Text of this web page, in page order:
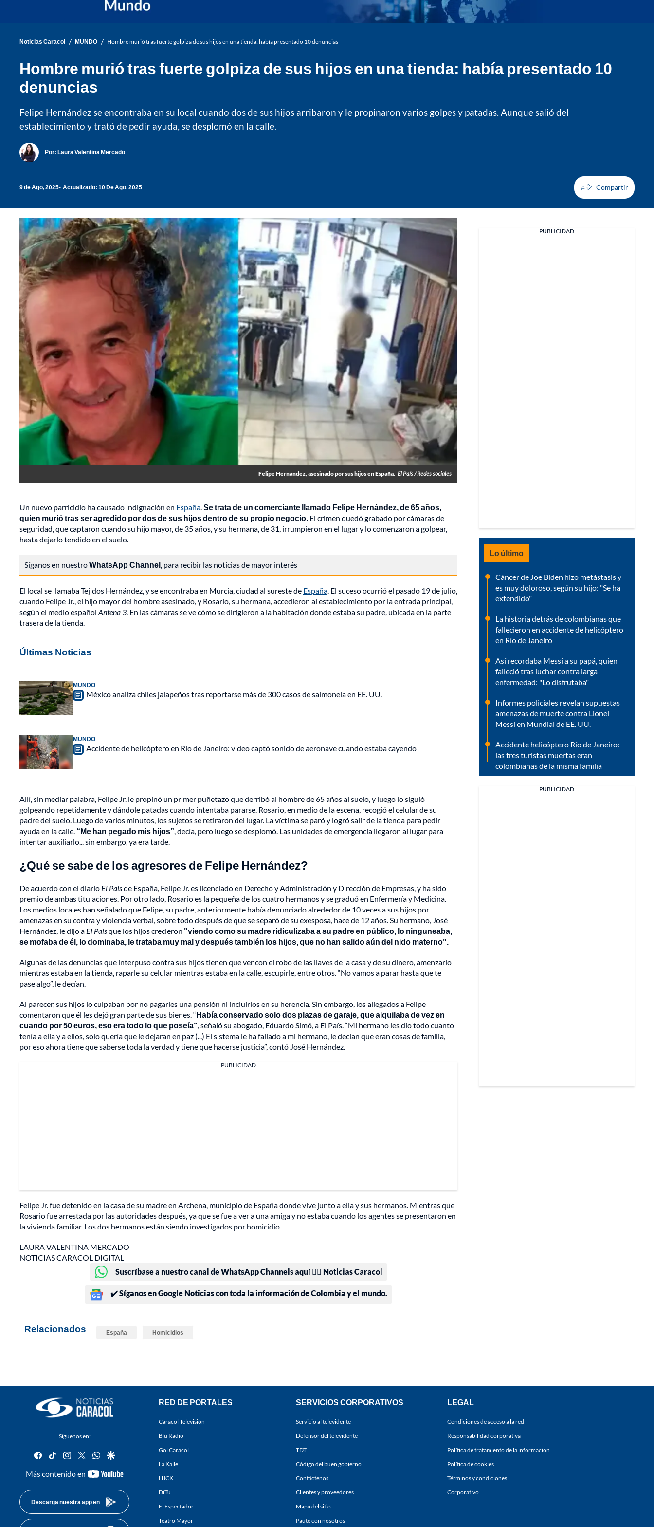
Noticias Caracol / MUNDO / Hombre murió tras fuerte golpiza de sus hijos en una tienda: había presentado 10 denuncias
Hombre murió tras fuerte golpiza de sus hijos en una tienda: había presentado 10
denuncias
Felipe Hernández se encontraba en su local cuando dos de sus hijos arribaron y le propinaron varios golpes y patadas. Aunque salió del
establecimiento y trató de pedir ayuda, se desplomó en la calle.
Por: Laura Valentina Mercado
9 de Ago, 2025 Actualizado: 10 De Ago, 2025
Felipe Hernández, asesinado por sus hijos en España. El País / Redes sociales
Un nuevo parricidio ha causado indignación en España.Se trata de un comerciante llamado Felipe Hernández, de 65 años,
quien murió tras ser agredido por dos de sus hijos dentro de su propio negocio. El crimen quedó grabado por cámaras de
seguridad, que captaron cuando su hijo mayor, de 35 años, y su hermana, de 31, irrumpieron en el lugar y lo comenzaron a golpear,
hasta dejarlo tendido en el suelo.
Síganos en nuestroWhatsApp Channel, para recibir las noticias de mayor interés
El local se llamaba Tejidos Hernández, y se encontraba en Murcia, ciudad al sureste de España. El suceso ocurrió el pasado 19 de julio,
cuando Felipe Jr., el hijo mayor del hombre asesinado, y Rosario, su hermana, accedieron al establecimiento por la entrada principal,
según el medio español Antena 3. En las cámaras se ve cómo se dirigieron a la habitación donde estaba su padre, ubicada en la parte
trasera de la tienda.
Últimas Noticias
MUNDO
México analiza chiles jalapeños tras reportarse más de 300 casos de salmonela en EE. UU.
MUNDO
Accidente de helicóptero en Río de Janeiro: video captó sonido de aeronave cuando estaba cayendo
Allí, sin mediar palabra, Felipe Jr. le propinó un primer puñetazo que derribó al hombre de 65 años al suelo, y luego lo siguió
golpeando repetidamente y dándole patadas cuando intentaba pararse. Rosario, en medio de la escena, recogió el celular de su
padre del suelo. Luego de varios minutos, los sujetos se retiraron del lugar. La víctima se paró y logró salir de la tienda para pedir
ayuda en la calle. “Me han pegado mis hijos”, decía, pero luego se desplomó. Las unidades de emergencia llegaron al lugar para
intentar auxiliarlo... sin embargo, ya era tarde.
¿Qué se sabe de los agresores de Felipe Hernández?
De acuerdo con el diario El Paísde España, Felipe Jr. es licenciado en Derecho y Administración y Dirección de Empresas, y ha sido
premio de ambas titulaciones. Por otro lado, Rosario es la pequeña de los cuatro hermanos y se graduó en Enfermería y Medicina.
Los medios locales han señalado que Felipe, su padre, anteriormente había denunciado alrededor de 10 veces a sus hijos por
amenazas en su contra y violencia verbal, sobre todo después de que se separó de su exesposa, hace de 12 años. Su hermano, José
Hernández, le dijo a El Paísque los hijos crecieron "viendo como su madre ridiculizaba a su padre en público, lo ninguneaba,
se mofaba de él, lo dominaba, le trataba muy mal y después también los hijos, que no han salido aún del nido materno".
Algunas de las denuncias que interpuso contra sus hijos tienen que ver con el robo de las llaves de la casa y de su dinero, amenzarlo
mientras estaba en la tienda, raparle su celular mientras estaba en la calle, escupirle, entre otros. “No vamos a parar hasta que te
pase algo”, le decían.
Al parecer, sus hijos lo culpaban por no pagarles una pensión ni incluirlos en su herencia. Sin embargo, los allegados a Felipe
comentaron que él les dejó gran parte de sus bienes. “Había conservado solo dos plazas de garaje, que alquilaba de vez en
cuando por 50 euros, eso era todo lo que poseía”, señaló su abogado, Eduardo Simó, a El País. “Mi hermano les dio todo cuanto
tenía a ella y a ellos, solo quería que le dejaran en paz (...) El sistema le ha fallado a mi hermano, le decían que eran cosas de familia,
por eso ahora tiene que saberse toda la verdad y tiene que hacerse justicia”, contó José Hernández.
PUBLICIDAD
Felipe Jr. fue detenido en la casa de su madre en Archena, municipio de España donde vive junto a ella y sus hermanos. Mientras que
Rosario fue arrestada por las autoridades después, ya que se fue a ver a una amiga y no estaba cuando los agentes se presentaron en
la vivienda familiar. Los dos hermanos están siendo investigados por homicidio.
LAURA VALENTINA MERCADO
NOTICIAS CARACOL DIGITAL
Suscríbase a nuestro canal de WhatsApp Channels aquí 👉🏻 Noticias Caracol
✔️ Síganos en Google Noticias con toda la información de Colombia y el mundo.
Relacionados España Homicidios
PUBLICIDAD
Lo último
Cáncer de Joe Biden hizo metástasis y
es muy doloroso, según su hijo: "Se ha
extendido"
La historia detrás de colombianas que
fallecieron en accidente de helicóptero
en Río de Janeiro
Así recordaba Messi a su papá, quien
falleció tras luchar contra larga
enfermedad: "Lo disfrutaba"
Informes policiales revelan supuestas
amenazas de muerte contra Lionel
Messi en Mundial de EE. UU.
Accidente helicóptero Río de Janeiro:
las tres turistas muertas eran
colombianas de la misma familia
PUBLICIDAD
Síguenos en:
facebook
tiktok instagram
twitterwhatsapp
google
Más contenido en
youtube-
Descarga nuestra app en
RED DE PORTALES
Caracol Televisión
Blu Radio
Gol Caracol
La Kalle
HJCK
DiTu
El Espectador
Teatro Mayor
SERVICIOS CORPORATIVOS
Servicio al televidente
Defensor del televidente
TDT
Código del buen gobierno
Contáctenos
Clientes y proveedores
Mapa del sitio
Paute con nosotros
LEGAL
Condiciones de acceso a la red
Responsabilidad corporativa
Política de tratamiento de la información
Política de cookies
Términos y condiciones
Corporativo